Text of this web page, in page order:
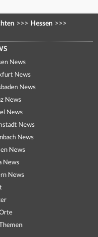
>>> Hessen >>>
News
News
News
News
News
News
News
News
News
News